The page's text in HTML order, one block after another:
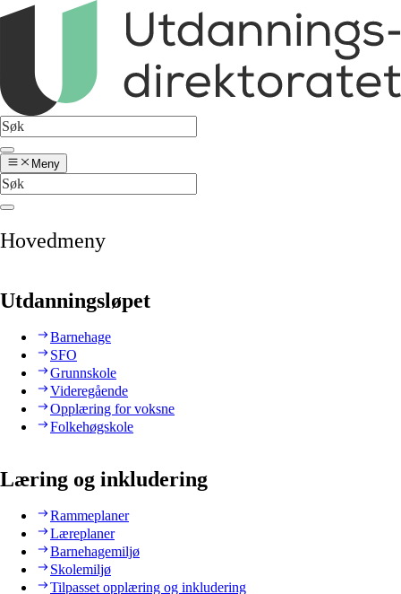
Meny
Hovedmeny
Utdanningsløpet
Barnehage
SFO
Grunnskole
Videregående
Opplæring for voksne
Folkehøgskole
Læring og inkludering
Rammeplaner
Læreplaner
Barnehagemiljø
Skolemiljø
Tilpasset opplæring og inkludering